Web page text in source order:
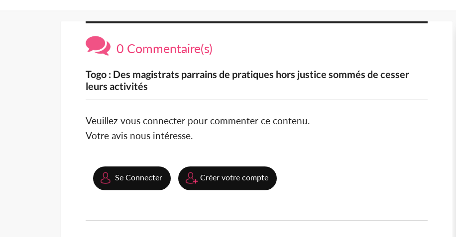
0 Commentaire(s)
Togo : Des magistrats parrains de pratiques hors justice sommés de cesser
leurs activités
Veuillez vous connecter pour commenter ce contenu.
Votre avis nous intéresse.
Se Connecter Créer votre compte